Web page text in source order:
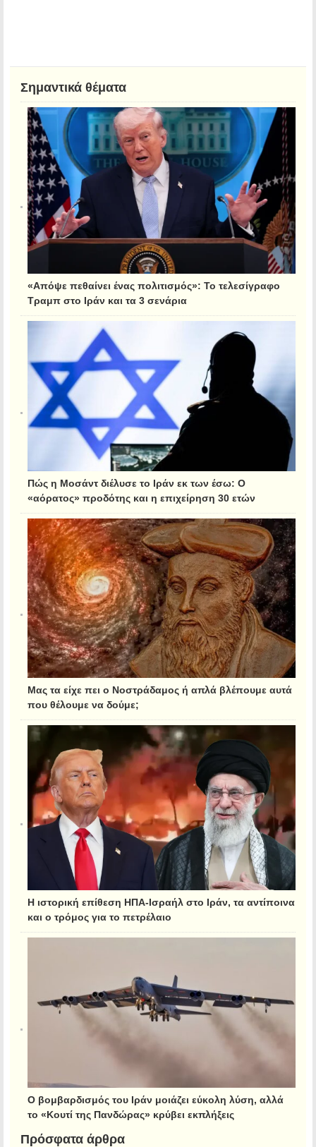
Σημαντικά θέματα
«Απόψε πεθαίνει ένας πολιτισμός»: Το τελεσίγραφο
Τραμπ στο Ιράν και τα 3 σενάρια
Πώς η Μοσάντ διέλυσε το Ιράν εκ των έσω: Ο
«αόρατος» προδότης και η επιχείρηση 30 ετών
Μας τα είχε πει ο Νοστράδαμος ή απλά βλέπουμε αυτά
που θέλουμε να δούμε;
Η ιστορική επίθεση ΗΠΑ-Ισραήλ στο Ιράν, τα αντίποινα
και ο τρόμος για το πετρέλαιο
Ο βομβαρδισμός του Ιράν μοιάζει εύκολη λύση, αλλά
το «Κουτί της Πανδώρας» κρύβει εκπλήξεις
Πρόσφατα άρθρα